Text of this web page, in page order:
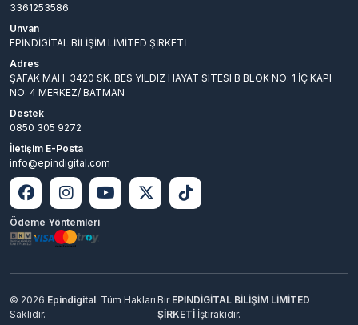
3361253586
Unvan
EPİNDİGİTAL BİLİŞİM LİMİTED ŞİRKETİ
Adres
ŞAFAK MAH. 3420 SK. BES YILDIZ HAYAT SITESI B BLOK NO: 1 İÇ KAPI
NO: 4 MERKEZ/ BATMAN
Destek
0850 305 9272
İletişim E-Posta
info@epindigital.com
Ödeme Yöntemleri
© 2026 Epindigital. Tüm Hakları
Saklıdır.
Bir EPİNDİGİTAL BİLİŞİM LİMİTED
ŞİRKETİ İştirakidir.